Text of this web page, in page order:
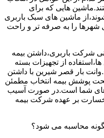
هایی که برای
ماشین های سبک باربری
شهرها را به صرفه تر و راحت
شرکت باربری،داشتن بیمه
از تجهیزات بسته
بار قصر شیرین با داشتن
تحت پوشش بیمه انتخاب مطمئن
شما است.در صورت آسیب
خسارت بر عهده شرکت بیمه
محاسبه می شود؟